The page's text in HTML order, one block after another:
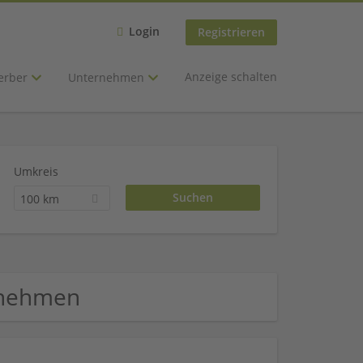
Login Registrieren
Unternehmen Anzeige schalten
Umkreis
100 km